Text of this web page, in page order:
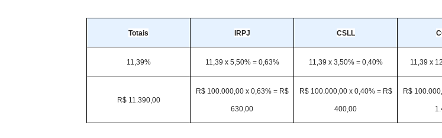
Totais IRPJ CSLL
11,39% 11,39 x 5,50% = 0,63% 11,39 x 3,50% = 0,40% 11,39 x
R$ 11.390,00
R$ 100.000,00 x 0,63% = R$
630,00
R$ 100.000,00 x 0,40% = R$
400,00
R$